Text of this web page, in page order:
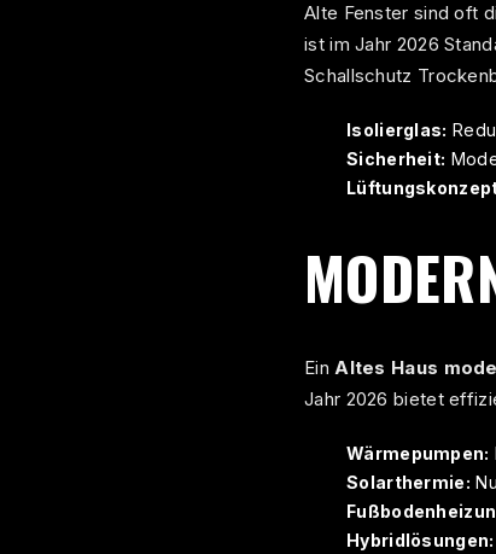
Alte Fenster sind oft
ist im Jahr 2026
Schallschutz
Isolierglas:
Sicherheit:
EinAltes Haus
Jahr 2026 bietet
Wärmepumpen:
Solarthermie:
Hybridlösungen: